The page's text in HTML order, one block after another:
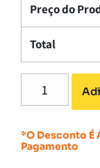
Preço do
Total
*O Desconto
Pagamento